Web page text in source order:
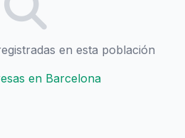
en esta población
en Barcelona